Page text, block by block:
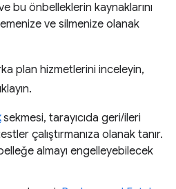
bu önbelleklerin kaynaklarını
ve silmenize olanak
plan hizmetlerini inceleyin,
sekmesi, tarayıcıda geri/ileri
çalıştırmanıza olanak tanır.
almayı engelleyebilecek